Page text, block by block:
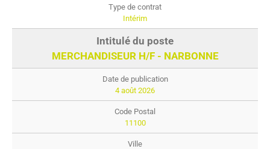
Intérim
MERCHANDISEUR H/F - NARBONNE
4 août 2026
11100